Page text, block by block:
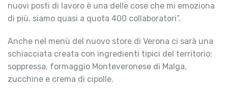
nuovi posti di lavoro è una delle cose che mi emoziona
di più, siamo quasi a quota 400 collaboratori”.
Anche nel menù del nuovo store di Verona ci sarà una
schiacciata creata con ingredienti tipici del territorio:
soppressa, formaggio Monteveronese di Malga,
zucchine e crema di cipolle.